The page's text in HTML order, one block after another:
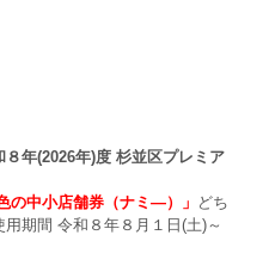
８年(2026年)度 杉並区プレミア
の中小店舗券（ナミ―）」 どち
期間 令和８年８月１日(土)～